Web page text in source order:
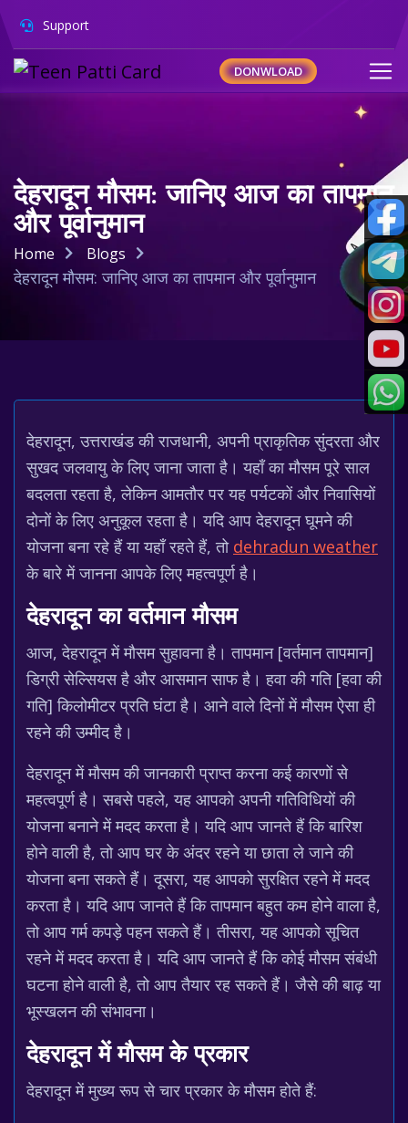
Support
DONWLOAD
देहरादून मौसम: जानिए आज का तापमान
और पूर्वानुमान
Home Blogs
देहरादून मौसम: जानिए आज का तापमान और पूर्वानुमान
देहरादून, उत्तराखंड की राजधानी, अपनी प्राकृतिक सुंदरता और
सुखद जलवायु के लिए जाना जाता है। यहाँ का मौसम पूरे साल
बदलता रहता है, लेकिन आमतौर पर यह पर्यटकों और निवासियों
दोनों के लिए अनुकूल रहता है। यदि आप देहरादून घूमने की
योजना बना रहे हैं या यहाँ रहते हैं, तो dehradun weather
के बारे में जानना आपके लिए महत्वपूर्ण है।
देहरादून का वर्तमान मौसम
आज, देहरादून में मौसम सुहावना है। तापमान [वर्तमान तापमान]
डिग्री सेल्सियस है और आसमान साफ है। हवा की गति [हवा की
गति] किलोमीटर प्रति घंटा है। आने वाले दिनों में मौसम ऐसा ही
रहने की उम्मीद है।
देहरादून में मौसम की जानकारी प्राप्त करना कई कारणों से
महत्वपूर्ण है। सबसे पहले, यह आपको अपनी गतिविधियों की
योजना बनाने में मदद करता है। यदि आप जानते हैं कि बारिश
होने वाली है, तो आप घर के अंदर रहने या छाता ले जाने की
योजना बना सकते हैं। दूसरा, यह आपको सुरक्षित रहने में मदद
करता है। यदि आप जानते हैं कि तापमान बहुत कम होने वाला है,
तो आप गर्म कपड़े पहन सकते हैं। तीसरा, यह आपको सूचित
रहने में मदद करता है। यदि आप जानते हैं कि कोई मौसम संबंधी
घटना होने वाली है, तो आप तैयार रह सकते हैं। जैसे की बाढ़ या
भूस्खलन की संभावना।
देहरादून में मौसम के प्रकार
देहरादून में मुख्य रूप से चार प्रकार के मौसम होते हैं: